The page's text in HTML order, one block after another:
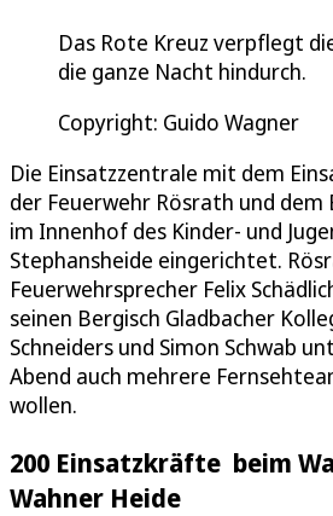
Das Rote Kreuz verpflegt
die ganze Nacht hindurch.
Copyright: Guido Wagner
Die Einsatzzentrale mit dem
der Feuerwehr Rösrath und dem
im Innenhof des Kinder- und
Stephansheide eingerichtet.
Feuerwehrsprecher Felix
seinen Bergisch Gladbacher
Schneiders und Simon Schwab
Abend auch mehrere
wollen.
200 Einsatzkräfte beim
Wahner Heide